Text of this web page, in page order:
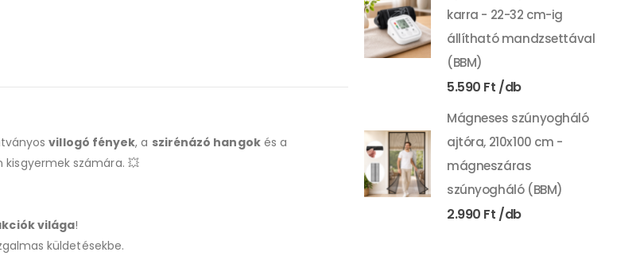
villogó fények, a szirénázó hangokés a
számára. 💥
világa!
küldetésekbe.
karra - 22-32 cm-ig
állítható mandzsettával
(BBM)
5.590 Ft
Mágneses szúnyogháló
ajtóra, 210x100 cm -
mágneszáras
szúnyogháló (BBM)
2.990 Ft